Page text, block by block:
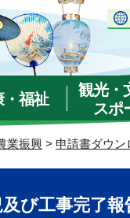
・福祉
観光・
スポ
業振興 > 申請書ダウン
び工事完了報